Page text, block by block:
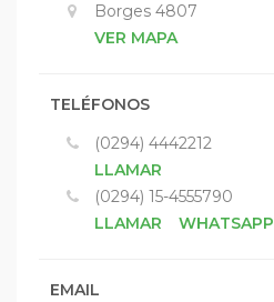
Borges 4807
VER MAPA
TELÉFONOS
(0294) 4442212
LLAMAR
(0294) 15-4555790
LLAMAR
WHATSAPP
EMAIL